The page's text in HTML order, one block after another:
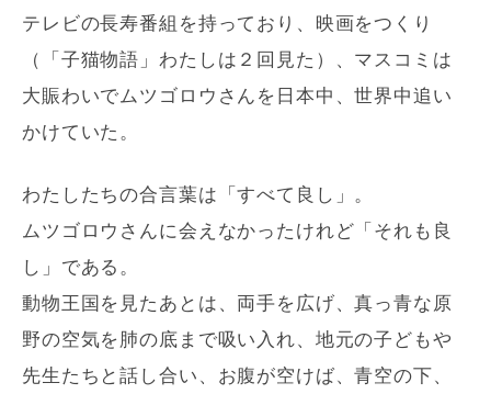
テレビの長寿番組を持っており、映画をつくり
（「子猫物語」わたしは２回見た）、マスコミは
大賑わいでムツゴロウさんを日本中、世界中追い
かけていた。
わたしたちの合言葉は「すべて良し」。
ムツゴロウさんに会えなかったけれど「それも良
し」である。
動物王国を見たあとは、両手を広げ、真っ青な原
野の空気を肺の底まで吸い入れ、地元の子どもや
先生たちと話し合い、お腹が空けば、青空の下、